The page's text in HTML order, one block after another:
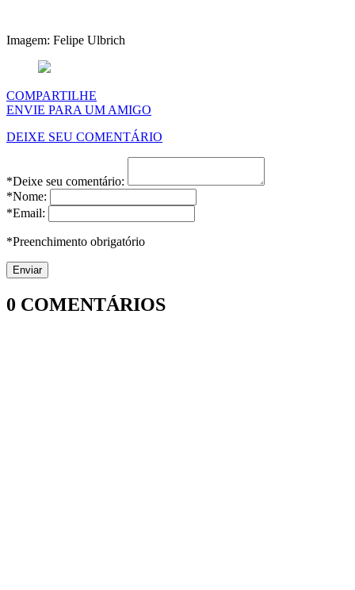
Imagem: Felipe Ulbrich
COMPARTILHE
ENVIE PARA UM AMIGO
DEIXE SEU COMENTÁRIO
*Deixe seu comentário:
*Nome:
*Email:
*Preenchimento obrigatório
0 COMENTÁRIOS